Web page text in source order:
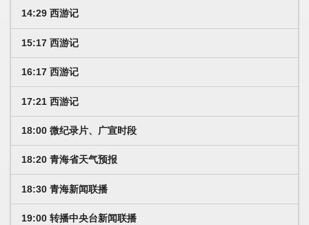
14:29 西游记
15:17 西游记
16:17 西游记
17:21 西游记
18:00 微纪录片、广宣时段
18:20 青海省天气预报
18:30 青海新闻联播
19:00 转播中央台新闻联播